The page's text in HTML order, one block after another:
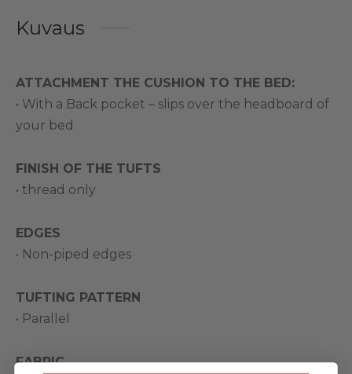
Kuvaus
ATTACHMENT THE CUSHION TO THE BED:
• With a Back pocket – slips over the headboard of
your bed
FINISH OF THE TUFTS
• thread only
EDGES
• Non-piped edges
TUFTING PATTERN
• Parallel
FABRIC